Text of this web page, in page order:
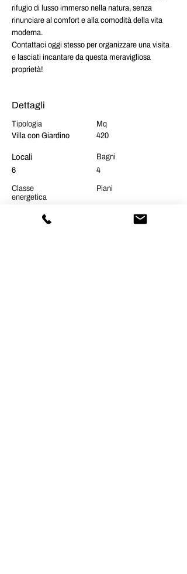
rifugio di lusso immerso nella natura, senza
rinunciare al comfort e alla comodità della vita
moderna.
Contattaci oggi stesso per organizzare una visita
e lasciati incantare da questa meravigliosa
proprietà!
Dettagli
Tipologia
Villa con Giardino
Locali
6
Classe
energetica
Mq
420
Bagni
4
Piani